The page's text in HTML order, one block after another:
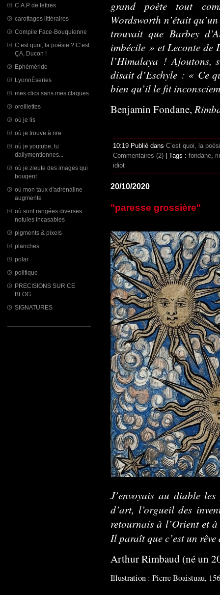
C.A.P de lettres
carottages littéraires
Compile Face-Bouquienne
C’est quoi, la poésie ? C’est
ÇA, Ducon !
Ephéméride
LyonnÈseries
mes clics sans mes claques
oreillettes
où je lis
où je trouve à rire
où je youtube, tu
dailymentionnes...
où je zieute des images qui
bougent
où mon taux d'adrénaline
augmente
où sont rangées diverses
notules incasables
pigments & pixels
planches
polar
politique
PRECISIONS SUR CE
BLOG
SIGNATURES
grand poète tout
Wordsworth n’était
trouvait que Barbey
imbécile » et Leconte de
l’Himalaya ! Ajoutons,
disait d’Eschyle : « Ce
bien qu’il le fit
Benjamin Fondane,
10:19 Publié dans C’est quoi, la
Commentaires (2) | Tags : fondane,
idiot
20/10/2020
"paresse grossière"
J’envoyais au diable
d’art, l’orgueil des
retournais à l’Orient et à
Il paraît que c’est un
Arthur Rimbaud (né un
Illustration : Pierre Boaistuau,